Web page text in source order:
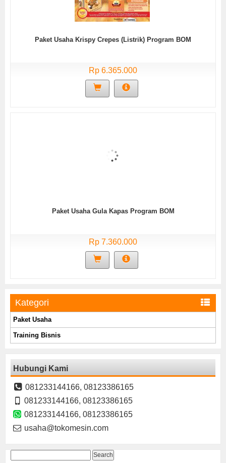
Paket Usaha Krispy Crepes (Listrik) Program BOM
Rp 6.365.000
Paket Usaha Gula Kapas Program BOM
Rp 7.360.000
Kategori
Paket Usaha
Training Bisnis
Hubungi Kami
081233144166, 08123386165
081233144166, 08123386165
081233144166, 08123386165
usaha@tokomesin.com